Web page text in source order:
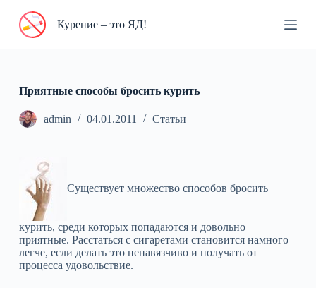
П
и
Курение – это ЯД!
Приятные способы бросить курить
admin 04.01.2011 Статьи
Cуществует множество способов бросить
курить, среди которых попадаются и довольно
приятные. Расстаться с сигаретами становится намного
легче, если делать это ненавязчиво и получать от
процесса удовольствие.